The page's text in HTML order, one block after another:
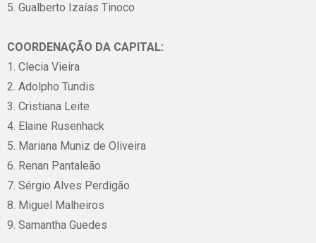
5. Gualberto Izaías Tinoco
COORDENAÇÃO DA CAPITAL:
1. Clecia Vieira
2. Adolpho Tundis
3. Cristiana Leite
4. Elaine Rusenhack
5. Mariana Muniz de Oliveira
6. Renan Pantaleão
7. Sérgio Alves Perdigão
8. Miguel Malheiros
9. Samantha Guedes